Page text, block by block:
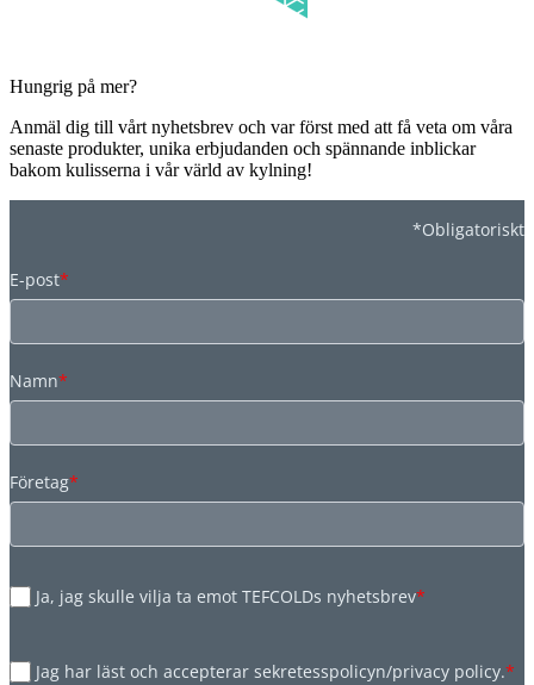
Hungrig på mer?
Anmäl dig till vårt nyhetsbrev och var först med att få veta om våra
senaste produkter, unika erbjudanden och spännande inblickar
bakom kulisserna i vår värld av kylning!
*Obligatoriskt
E-post*
Namn*
Företag*
Ja, jag skulle vilja ta emot TEFCOLDs nyhetsbrev*
Jag har läst och accepterar sekretesspolicyn/privacy policy.*